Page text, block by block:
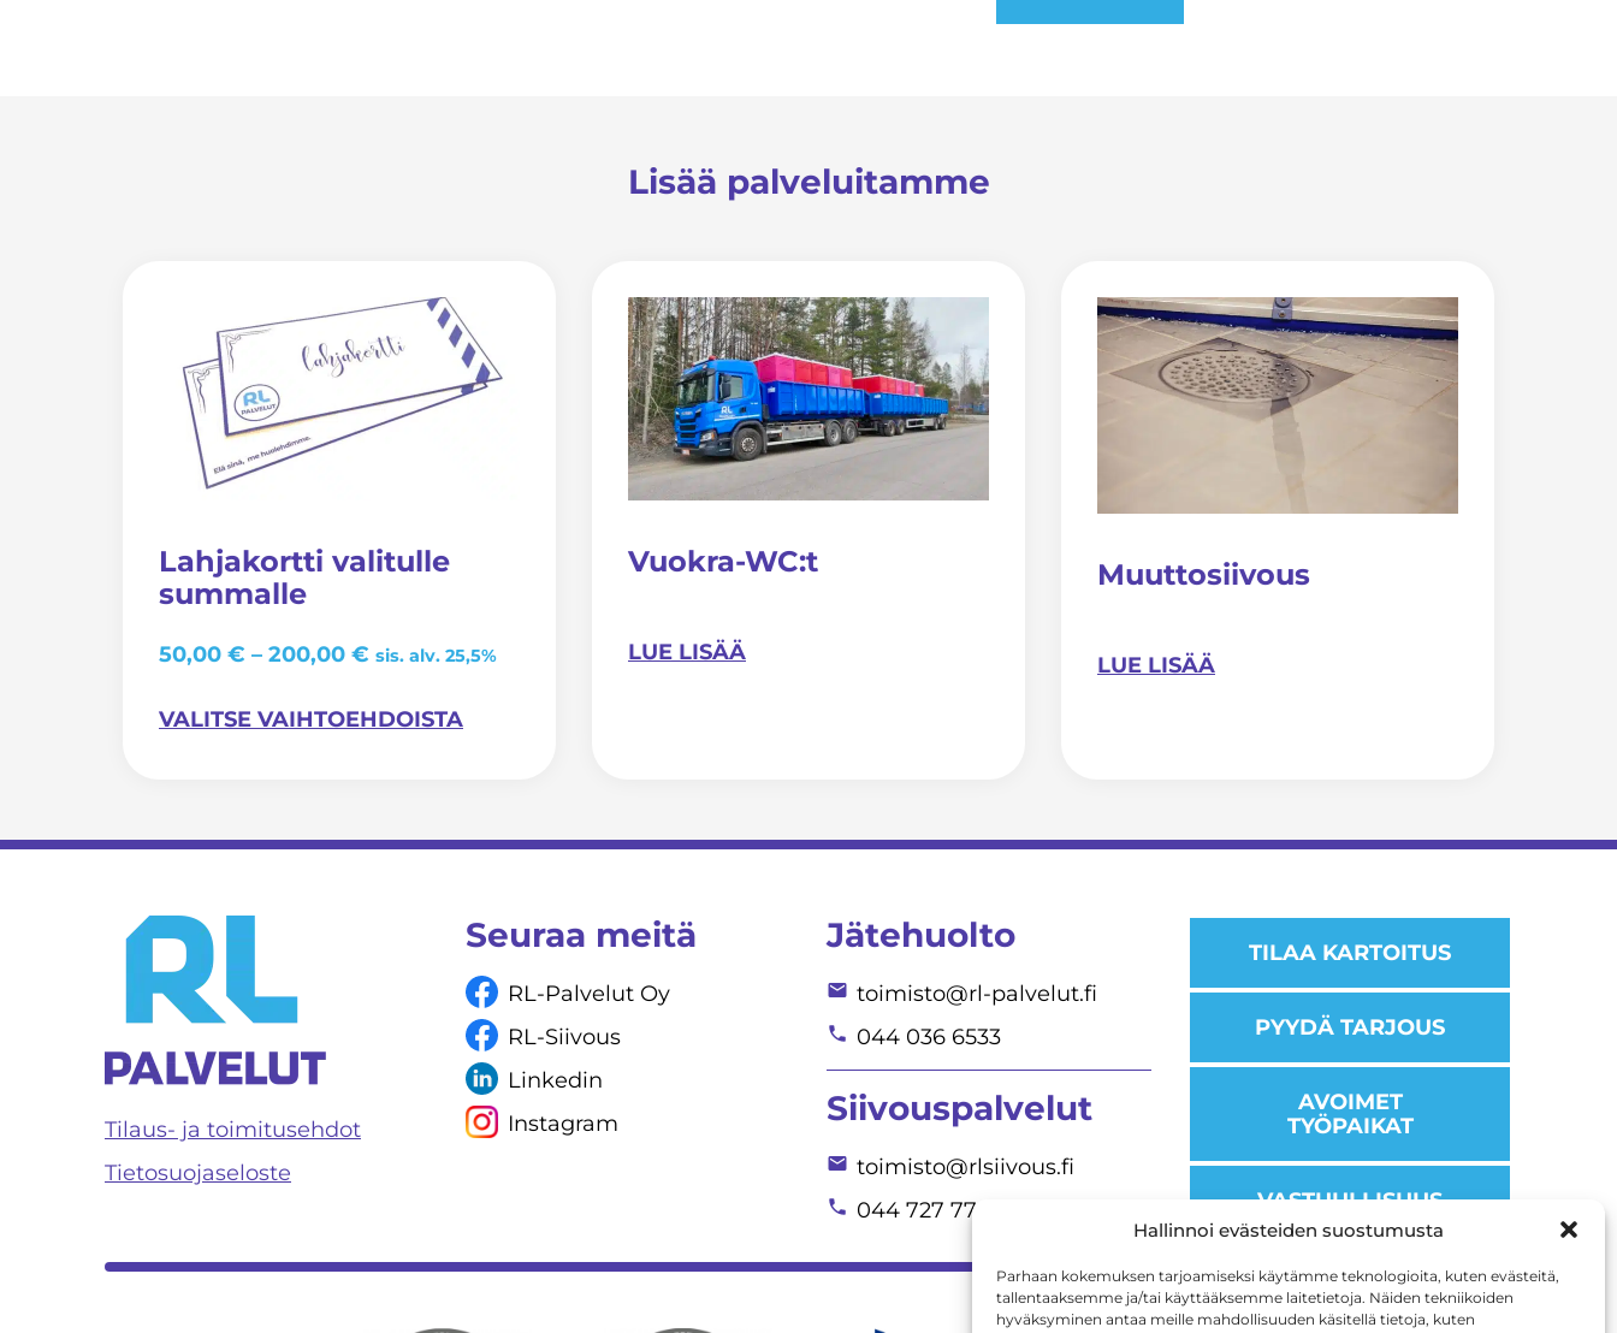
Hallinnoi evästeiden suostumusta
Parhaan kokemuksen tarjoamiseksi käytämme teknologioita, kuten evästeitä,
tallentaaksemme ja/tai käyttääksemme laitetietoja. Näiden tekniikoiden
hyväksyminen antaa meille mahdollisuuden käsitellä tietoja, kuten
Lisää palveluitamme
Lahjakortti valitulle
summalle
50,00 € – 200,00 € sis. alv. 25,5%
VALITSE VAIHTOEHDOISTA
tuotteella
useampi
muunnelma.
Voit
tehdä
valinnat
Vuokra-WC:t
LUE LISÄÄ
Muuttosiivous
LUE LISÄÄ
Tilaus- ja toimitusehdot
Tietosuojaseloste
Seuraa meitä
RL-Palvelut Oy
RL-Siivous
Linkedin
Instagram
Jätehuolto
toimisto@rl-palvelut.fi
044 036 6533
Siivouspalvelut
toimisto@rlsiivous.fi
044 727 7780
TILAA KARTOITUS
PYYDÄ TARJOUS
AVOIMET
TYÖPAIKAT
VASTUULLISUUS